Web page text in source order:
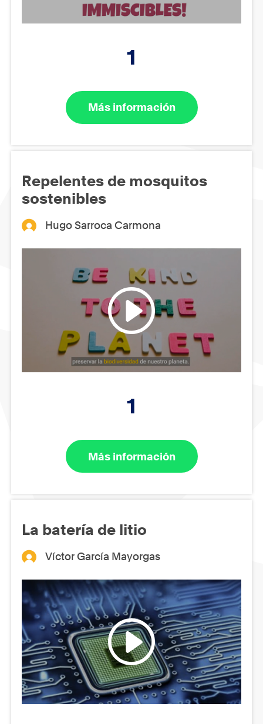
1
Más información
Repelentes de mosquitos
sostenibles
Hugo Sarroca Carmona
1
Más información
La batería de litio
Víctor García Mayorgas